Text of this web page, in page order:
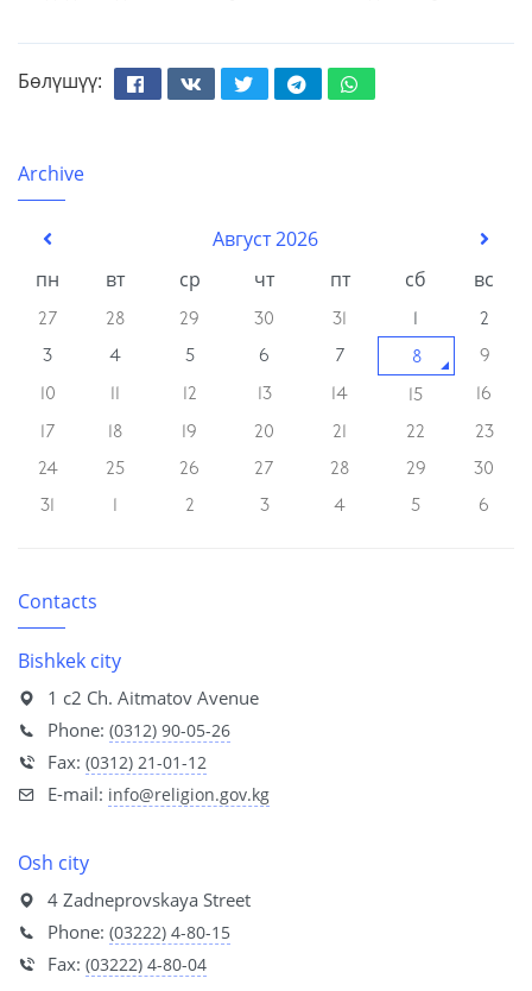
Бөлүшүү:
FacebookВконтактеТвиттерТелеграмWhatsapp
Archive
Август 2026
пн
вт ср чт пт сб вс
27 28 29 30 31 1
2
3
4 5 6 7 8
9
10
11 12 13 14 15
16
17
18 19 20 21 22
23
24
25 26 27 28 29
30
31
1 2 3 4 5 6
Contacts
Bishkek city
1 с2 Ch. Aitmatov Avenue
Phone: (0312) 90-05-26
Fax: (0312) 21-01-12
E-mail: info@religion.gov.kg
Osh city
4 Zadneprovskaya Street
Phone: (03222) 4-80-15
Fax: (03222) 4-80-04